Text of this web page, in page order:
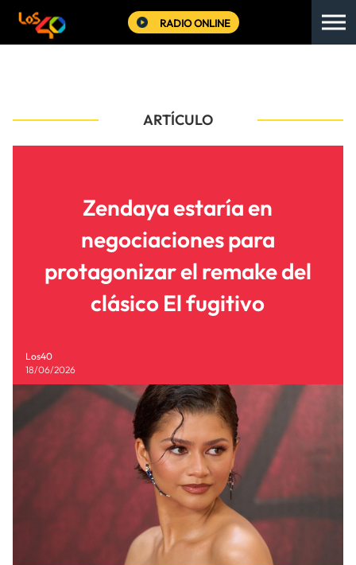
RADIO ONLINE
ARTÍCULO
Zendaya estaría en
negociaciones para
protagonizar el remake del
clásico El fugitivo
Los40
18/06/2026